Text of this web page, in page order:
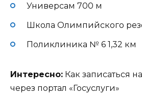
Универсам 700 м
Школа Олимпийского
Поликлиника № 6 1,32 км
Интересно: Как записаться
через портал «Госуслуги»